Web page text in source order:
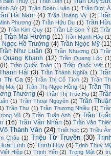
Biên Thùy (1) Trần Dần (1)
Sử (2) Trần Đoàn Luận (1) Trần Đức
Hà Nam (4) Trần Hoàng Vy (2)
Phương (2) Trần Hữu Du (1) Trần
Trần Kim Quy (1) Trần Lê Sơn Ý (2)
Trần Mai Hường (11) Trần Mạnh Hảo
Ngọc Hồ Trường (4) Trần Ngọc Mỹ
Như Luận (3) Trần Nhương (1)
Quang Khanh (12) Trần Quang Lộc
(8) Trần Quốc Toàn (1) Trần Quốc Việt
Hải (3) Trần Thành Nghĩa (1)
Thi Ca (9) Trần Thị Cổ Tích (2) Trần
Mai (1) Trần Thị Ngọc Hồng (1) Trần
Thương (4) Trần Thị Trúc Hạ (1)
(1) Trần Thoại Nguyên (2) Trần
Trần Thư (1) Trần Thương Nhiều (1)
Vũ (2) Trần Tuấn Anh (2) Trần
(16) Trần Văn Nhân (5) Trần Văn
Thành Văn (24) Triết học (2) Triều
Châu (1) Triệu Từ Truyền (30)
Linh (5) Trịnh Huy (4) Trịnh Thuỳ
Hiệp (1) Trịnh Yến (2) Trọng Mật (2)